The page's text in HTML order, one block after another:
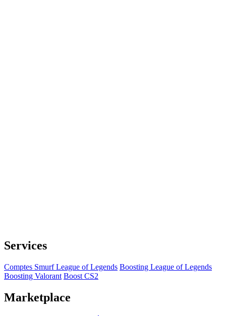
Services
Comptes Smurf League of Legends Boosting League of Legends
Boosting Valorant Boost CS2
Marketplace